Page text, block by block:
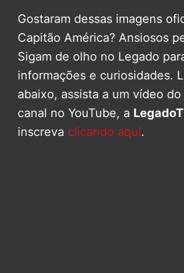
Gostaram dessas imagens
Capitão América? Ansiosos
Sigam de olho no Legado
informações e curiosidades.
abaixo, assista a um vídeo do
canal no YouTube, a
inscreva clicando aqui.